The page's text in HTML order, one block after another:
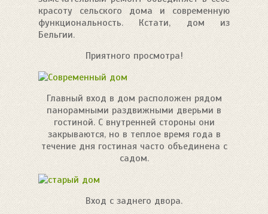
красоту сельского дома и современную
функциональность. Кстати, дом из
Бельгии.
Приятного просмотра!
Главный вход в дом расположен рядом
панорамными раздвижными дверьми в
гостиной. С внутренней стороны они
закрываются, но в теплое время года в
течение дня гостиная часто объединена с
садом.
Вход с заднего двора.